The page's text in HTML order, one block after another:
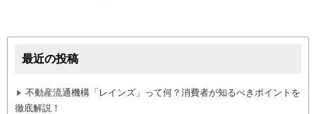
最近の投稿
不動産流通機構「レインズ」って何？消費者が知るべきポイントを
徹底解説！